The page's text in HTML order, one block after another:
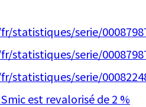
statistiques/serie/
statistiques/serie/
statistiques/serie/
est revalorisé de 2 %